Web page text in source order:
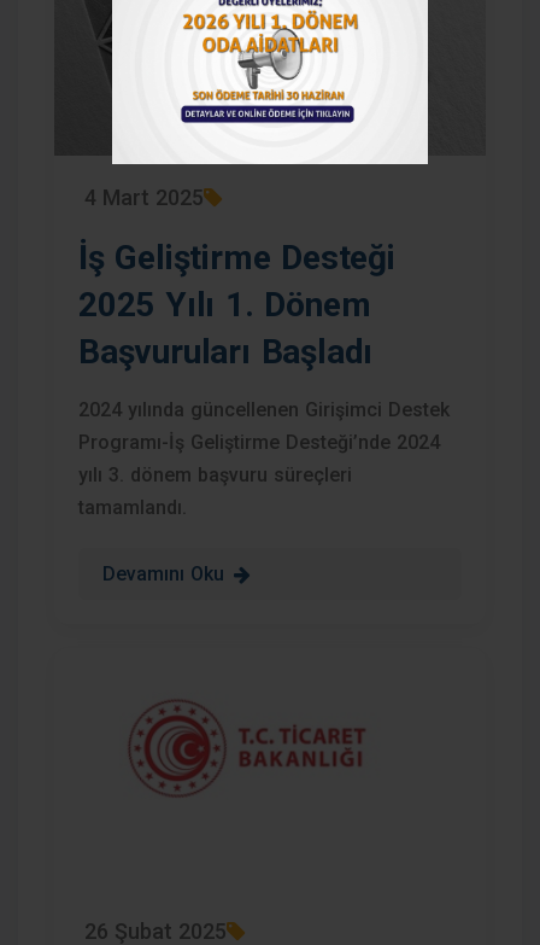
4 Mart 2025
İş Geliştirme Desteği
2025 Yılı 1. Dönem
Başvuruları Başladı
2024 yılında güncellenen Girişimci Destek
Programı-İş Geliştirme Desteği’nde 2024
yılı 3. dönem başvuru süreçleri
tamamlandı.
Devamını Oku
26 Şubat 2025